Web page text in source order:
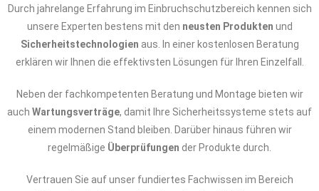
Durch jahrelange Erfahrung im Einbruchschutzbereich kennen sich
unsere Experten bestens mit den neusten Produkten und
Sicherheitstechnologien aus. In einer kostenlosen Beratung
erklären wir Ihnen die effektivsten Lösungen für Ihren Einzelfall.
Neben der fachkompetenten Beratung und Montage bieten wir
auch Wartungsverträge, damit Ihre Sicherheitssysteme stets auf
einem modernen Stand bleiben. Darüber hinaus führen wir
regelmäßige Überprüfungen der Produkte durch.
Vertrauen Sie auf unser fundiertes Fachwissen im Bereich